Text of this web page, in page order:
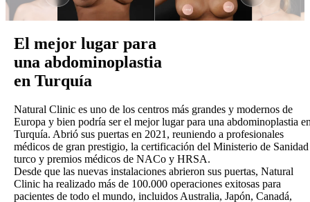
El mejor lugar para
una abdominoplastia
en Turquía
Natural Clinic es uno de los centros más grandes y modernos de
Europa y bien podría ser el mejor lugar para una abdominoplastia
Turquía. Abrió sus puertas en 2021, reuniendo a profesionales
médicos de gran prestigio, la certificación del Ministerio de Sanidad
turco y premios médicos de NACo y HRSA.
Desde que las nuevas instalaciones abrieron sus puertas, Natural
Clinic ha realizado más de 100.000 operaciones exitosas para
pacientes de todo el mundo, incluidos Australia, Japón, Canadá,